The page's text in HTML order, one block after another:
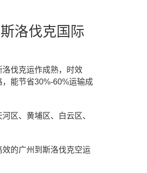
洛伐克国际
伐克运作成熟，时效
能节省30%-60%运输成
区、黄埔区、白云区、
的广州到斯洛伐克空运